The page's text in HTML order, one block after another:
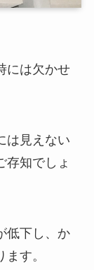
には欠かせ
は見えない
存知でしょ
低下し、か
す。